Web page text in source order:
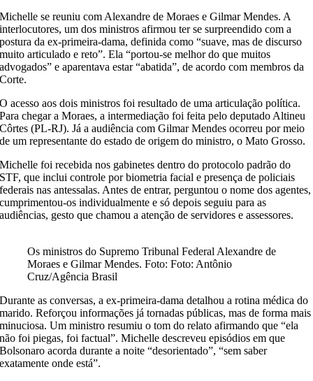
Michelle se reuniu comAlexandre de Moraes eGilmar Mendes. A
interlocutores, um dos ministros afirmou ter se surpreendido com a
postura da ex-primeira-dama, definida como “suave, mas de discurso
muito articulado e reto”. Ela “portou-se melhor do que muitos
advogados” e aparentava estar “abatida”, de acordo com membros da
Corte.
O acesso aos dois ministros foi resultado de uma articulação política.
Para chegar a Moraes, a intermediação foi feita pelo deputadoAltineu
Côrtes (PL-RJ). Já a audiência com Gilmar Mendes ocorreu por meio
de um representante do estado de origem do ministro, o Mato Grosso.
Michelle foi recebida nos gabinetes dentro do protocolo padrão do
STF, que inclui controle por biometria facial e presença de policiais
federais nas antessalas. Antes de entrar, perguntou o nome dos agentes,
cumprimentou-os individualmente e só depois seguiu para as
audiências, gesto que chamou a atenção de servidores e assessores.
Os ministros do Supremo Tribunal Federal Alexandre de
Moraes e Gilmar Mendes. Foto: Foto: Antônio
Cruz/Agência Brasil
Durante as conversas, a ex-primeira-dama detalhou a rotina médica do
marido. Reforçou informações já tornadas públicas, mas de forma mais
minuciosa. Um ministro resumiu o tom do relato afirmando que “ela
não foi piegas, foi factual”. Michelle descreveu episódios em que
Bolsonaro acorda durante a noite “desorientado”, “sem saber
exatamente onde está”.